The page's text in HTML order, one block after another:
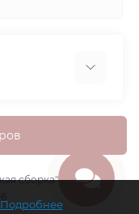
сборка"
Подробнее